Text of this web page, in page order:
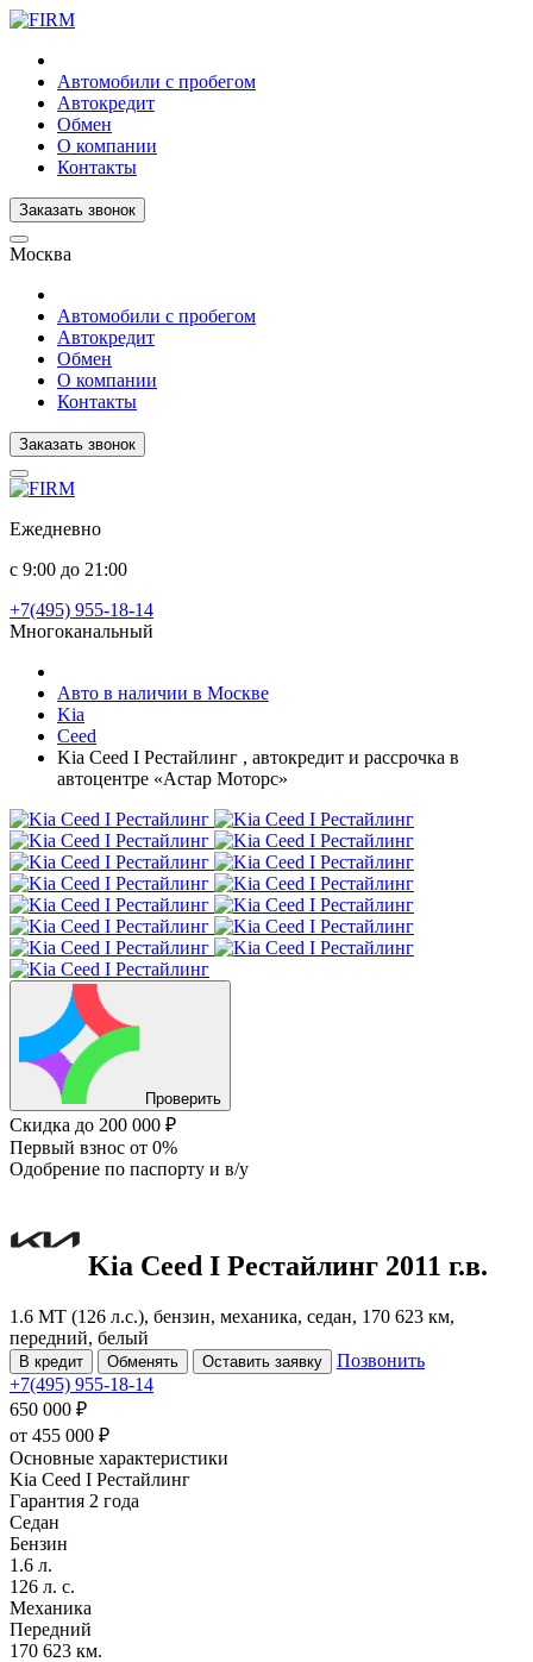
Автомобили с пробегом
Автокредит
Обмен
О компании
Контакты
Заказать звонок
Москва
Автомобили с пробегом
Автокредит
Обмен
О компании
Контакты
Заказать звонок
Ежедневно
с 9:00 до 21:00
+7(495) 955-18-14
Многоканальный
Авто в наличии в Москве
Kia
Ceed
Kia Ceed I Рестайлинг , автокредит и рассрочка в
автоцентре «Астар Моторс»
Проверить
Скидка до 200 000 ₽
Первый взнос от 0%
Одобрение по паспорту и в/у
Kia Ceed I Рестайлинг 2011 г.в.
1.6 MT (126 л.с.), бензин, механика, седан, 170 623 км,
передний, белый
В кредит Обменять Оставить заявку
Позвонить
+7(495) 955-18-14
650 000 ₽
от 455 000 ₽
Основные характеристики
Kia Ceed I Рестайлинг
Гарантия 2 года
Седан
Бензин
1.6 л.
126 л. с.
Механика
Передний
170 623 км.